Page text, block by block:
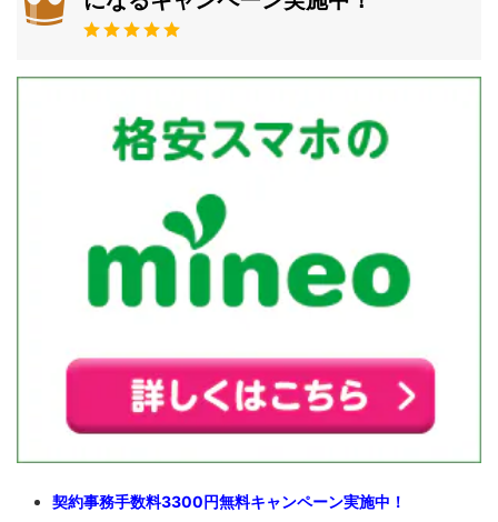
契約事務手数料3300円無料キャンペーン実施中！